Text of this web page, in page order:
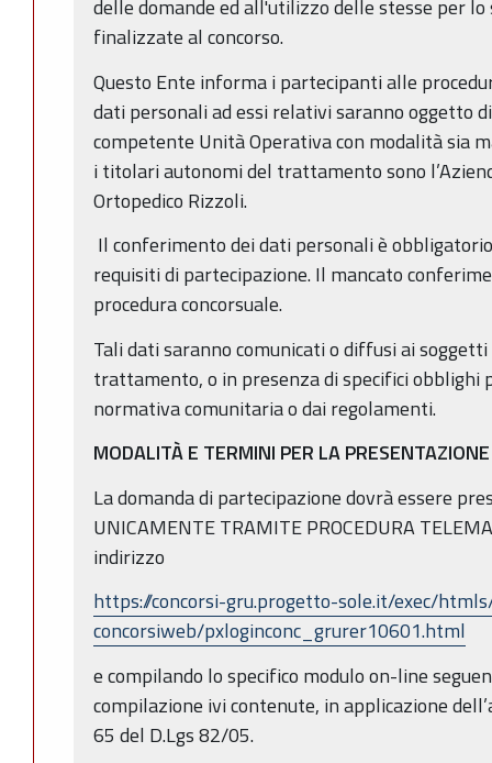
delle domande ed all'utilizzo delle stesse per
finalizzate al concorso.
Questo Ente informa i partecipanti alle
dati personali ad essi relativi saranno oggetto
competente Unità Operativa con modalità sia
i titolari autonomi del trattamento sono
Ortopedico Rizzoli.
Il conferimento dei dati personali è
requisiti di partecipazione. Il mancato
procedura concorsuale.
Tali dati saranno comunicati o diffusi ai
trattamento, o in presenza di specifici obblighi
normativa comunitaria o dai regolamenti.
MODALITÀ E TERMINI PER LA
La domanda di partecipazione dovrà essere
UNICAMENTE TRAMITE PROCEDURA
indirizzo
https://concorsi-gru.progetto-sole.it/exec/
concorsiweb/pxloginconc_grurer10601.html
e compilando lo specifico modulo on-line
compilazione ivi contenute, in applicazione
65 del D.Lgs 82/05.